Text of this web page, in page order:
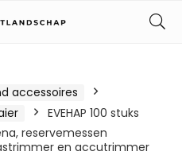
accessoires
EVEHAP 100 stuks
reservemessen
en accutrimmer